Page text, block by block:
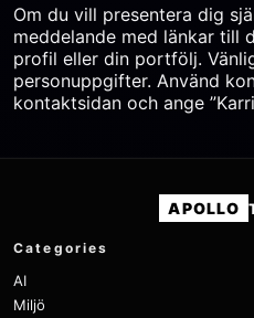
Om du vill presentera dig
meddelande med länkar till
profil eller din portfölj.
personuppgifter. Använd
kontaktsidan och ange
APOLLO
Categories
AI
Miljö